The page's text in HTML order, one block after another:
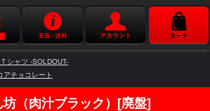
シャツ -SOLDOUT-
アチョコレート
（肉汁ブラック）[廃盤]